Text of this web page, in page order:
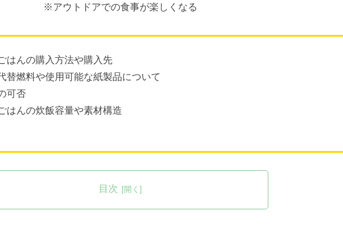
※アウトドアでの食事が楽しくなる
はんの購入方法や購入先
替燃料や使用可能な紙製品について
可否
はんの炊飯容量や素材構造
目次